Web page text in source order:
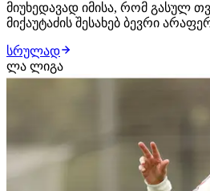
მიუხედავად იმისა, რომ გასულ
მიქაუტაძის შესახებ ბევრი
ფანჯრის ერთ-ერთ მოთხოვნად
დრომდე რჩება. როგორც
ქართველი თავდამსხმელით
სრულად
ლა ლიგა